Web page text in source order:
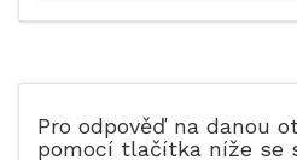
Pro odpověď na danou
pomocí tlačítka níže se